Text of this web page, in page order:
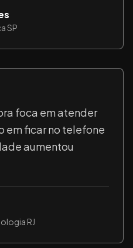
SP
foca em atender
em ficar no telefone
aumentou
RJ